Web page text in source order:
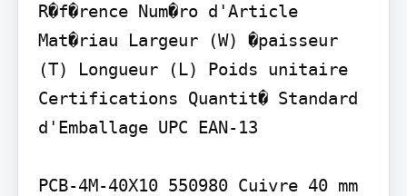
R�f�rence Num�ro d'Article
Mat�riau Largeur (W) �paisseur
(T) Longueur (L) Poids unitaire
Certifications Quantit� Standard
d'Emballage UPC EAN-13
PCB-4M-40X10 550980 Cuivre 40 mm